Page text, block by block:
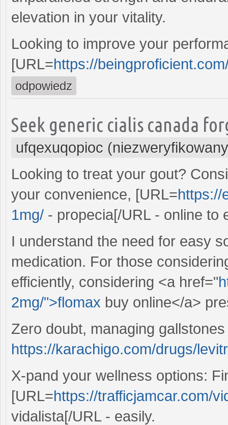
elevation in your vitality.
Looking to improve your
[URL=https://
odpowiedz
Seek generic cialis canada
ufqexuqopioc
Looking to treat your gout?
your convenience, [URL=https://
1mg/ - propecia[/URL - online to
I understand the need for easy
medication. For those
efficiently, considering <a href="
2mg/">flomax buy online</a>
Zero doubt, managing
https://karachigo.com/drugs/
X-pand your wellness options:
[URL=https://trafficjamcar.com/
vidalista[/URL - easily.